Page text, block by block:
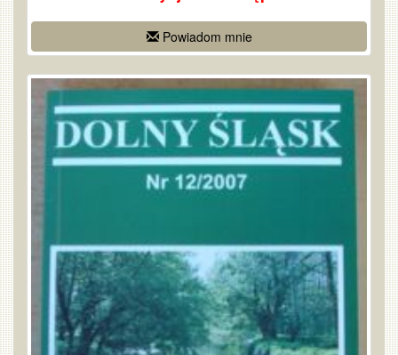
Powiadom mnie